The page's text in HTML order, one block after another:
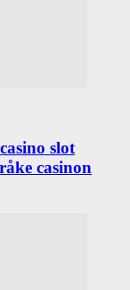
slot
casinon